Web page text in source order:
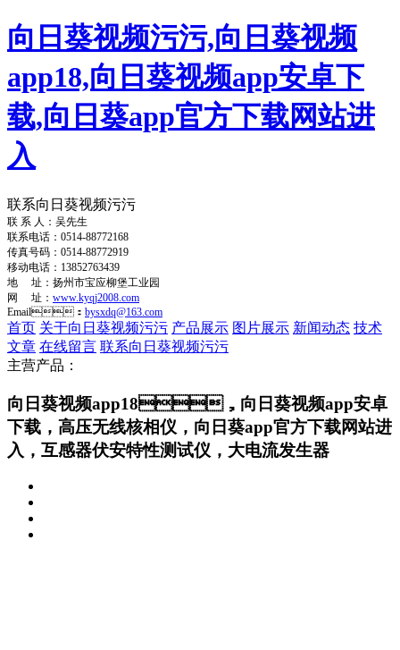
向日葵视频污污,向日葵视频
app18,向日葵视频app安卓下
载,向日葵app官方下载网站进
入
联系向日葵视频污污
联 系 人：吴先生
联系电话：0514-88772168
传真号码：0514-88772919
移动电话：13852763439
地 址：扬州市宝应柳堡工业园
网 址： www.kyqj2008.com
Email： bysxdq@163.com
首页 关于向日葵视频污污 产品展示 图片展示 新闻动态 技术
文章 在线留言 联系向日葵视频污污
主营产品：
向日葵视频app18，向日葵视频app安卓
下载，高压无线核相仪，向日葵app官方下载网站进
入，互感器伏安特性测试仪，大电流发生器